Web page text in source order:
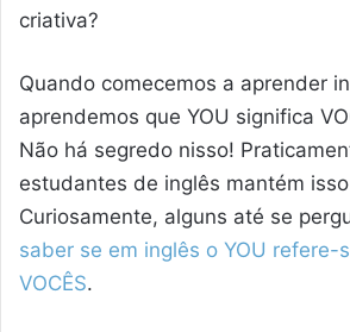
criativa?
Quando comecemos a aprender
aprendemos que YOU significa
Não há segredo nisso!
estudantes de inglês mantém
Curiosamente, alguns até se
saber se em inglês o YOU refere-
VOCÊS.